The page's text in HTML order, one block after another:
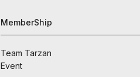
MemberShip
Team Tarzan
Event